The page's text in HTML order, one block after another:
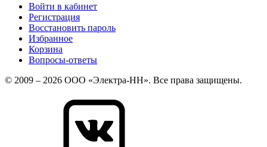
Войти в кабинет
Регистрация
Восстановить пароль
Избранное
Корзина
Вопросы-ответы
© 2009 – 2026 ООО «Электра-НН». Все права защищены.